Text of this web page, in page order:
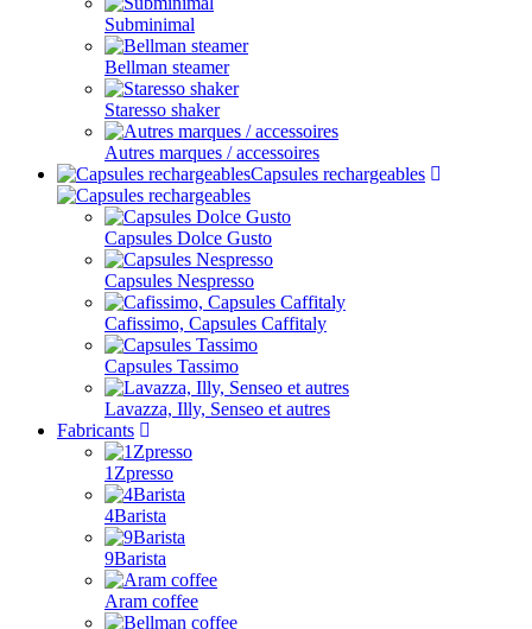
Subminimal
Bellman steamer
Staresso shaker
Autres marques / accessoires
Capsules rechargeables
Capsules Dolce Gusto
Capsules Nespresso
Cafissimo, Capsules Caffitaly
Capsules Tassimo
Lavazza, Illy, Senseo et autres
Fabricants
1Zpresso
4Barista
9Barista
Aram coffee